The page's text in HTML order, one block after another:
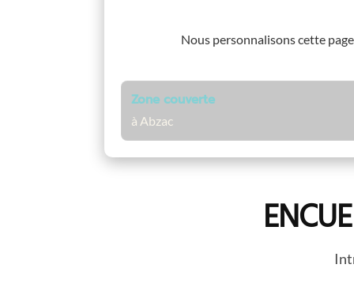
Nous personnalisons cette
Zone couverte
à Abzac